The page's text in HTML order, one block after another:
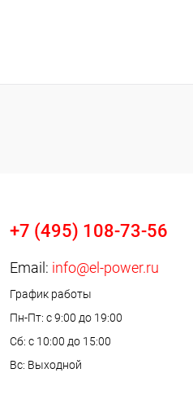
+7 (495) 108-73-56
Email: info@el-power.ru
График работы
Пн-Пт: с 9:00 до 19:00
Сб: с 10:00 до 15:00
Вс: Выходной